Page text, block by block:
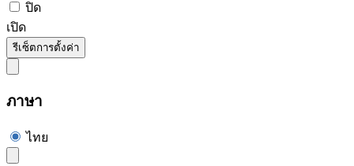
ปิด
เปิด
รีเซ็ตการตั้งค่า
ภาษา
ไทย